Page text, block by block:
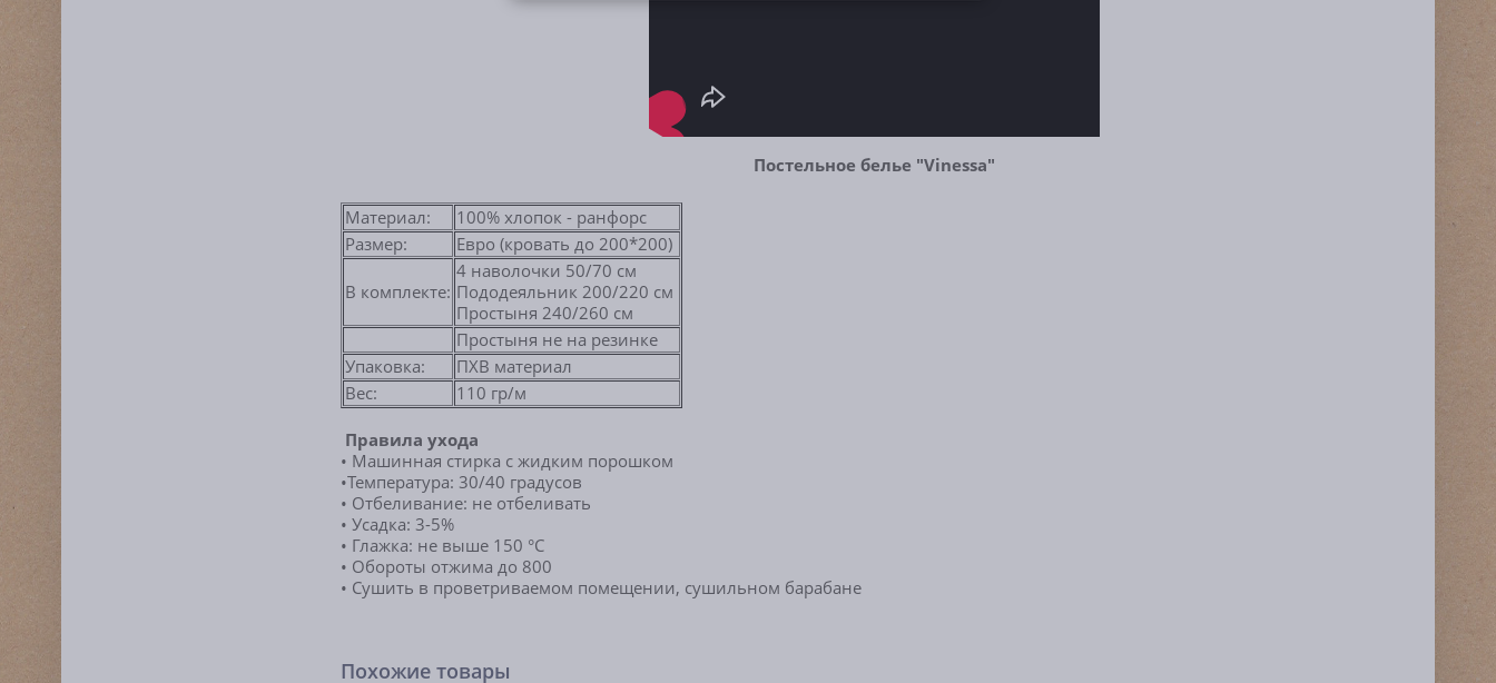
Постельное белье "Vinessa"
Материал:
100% хлопок - ранфорс
Размер:
Евро (кровать до 200*200)
В комплекте:
4 наволочки 50/70 см
Пододеяльник 200/220 см
Простыня 240/260 см
Простыня не на резинке
Упаковка:
ПХВ материал
Вес:
110 гр/м
Правила ухода
• Машинная стирка с жидким порошком
•Температура: 30/40 градусов
• Отбеливание: не отбеливать
• Усадка: 3-5%
• Глажка: не выше 150 °С
• Обороты отжима до 800
• Сушить в проветриваемом помещении, сушильном барабане
Похожие товары